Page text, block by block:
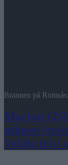
Brannen på Romsås:
Markus
uthuset/
Veldig trist